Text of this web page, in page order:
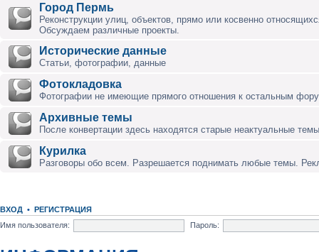
Город Пермь
Реконструкции улиц, объектов, прямо или косвенно
Обсуждаем различные проекты.
Исторические данные
Статьи, фотографии, данные
Фотокладовка
Фотографии не имеющие прямого отношения к остальным
Архивные темы
После конвертации здесь находятся старые неактуальные
Курилка
Разговоры обо всем. Разрешается поднимать любые темы.
ВХОД • РЕГИСТРАЦИЯ
Имя пользователя:
Пароль: